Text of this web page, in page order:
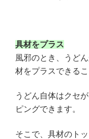
具材をプラス
風邪のとき、うど
材をプラスできるこ
うどん自体はクセ
ピングできます。
そこで、具材のト